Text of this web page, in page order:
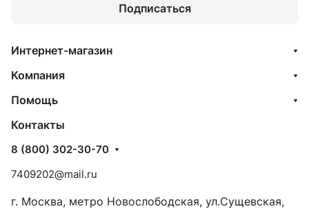
Подписаться
Интернет-магазин
Компания
Помощь
Контакты
8 (800) 302-30-70
7409202@mail.ru
г. Москва, метро Новослободская, ул.Сущевская,